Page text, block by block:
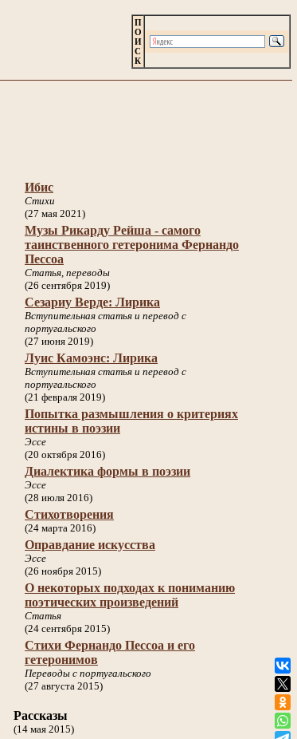
П
О
И
С
К
Ибис
Стихи
(27 мая 2021)
Музы Рикарду Рейша - самого
таинственного гетеронима Фернандо
Пессоа
Статья, переводы
(26 сентября 2019)
Сезариу Верде: Лирика
Вступительная статья и перевод с
португальского
(27 июня 2019)
Луис Камоэнс: Лирика
Вступительная статья и перевод с
португальского
(21 февраля 2019)
Попытка размышления о критериях
истины в поэзии
Эссе
(20 октября 2016)
Диалектика формы в поэзии
Эссе
(28 июля 2016)
Стихотворения
(24 марта 2016)
Оправдание искусства
Эссе
(26 ноября 2015)
О некоторых подходах к пониманию
поэтических произведений
Статья
(24 сентября 2015)
Стихи Фернандо Пессоа и его
гетеронимов
Переводы с португальского
(27 августа 2015)
Рассказы
(14 мая 2015)